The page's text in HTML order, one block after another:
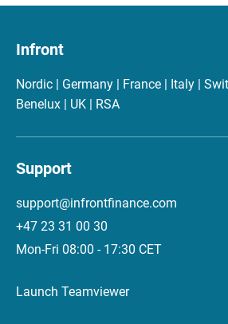
Infront
Nordic | Germany | France | Italy |
Benelux | UK | RSA
Support
support@infrontfinance.com
+47 23 31 00 30
Mon-Fri 08:00 - 17:30 CET
Launch Teamviewer